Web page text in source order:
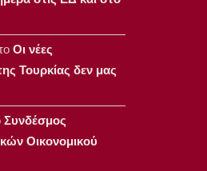
Οι νέες
Τουρκίας δεν μας
Συνδέσμος
Οικονομικού